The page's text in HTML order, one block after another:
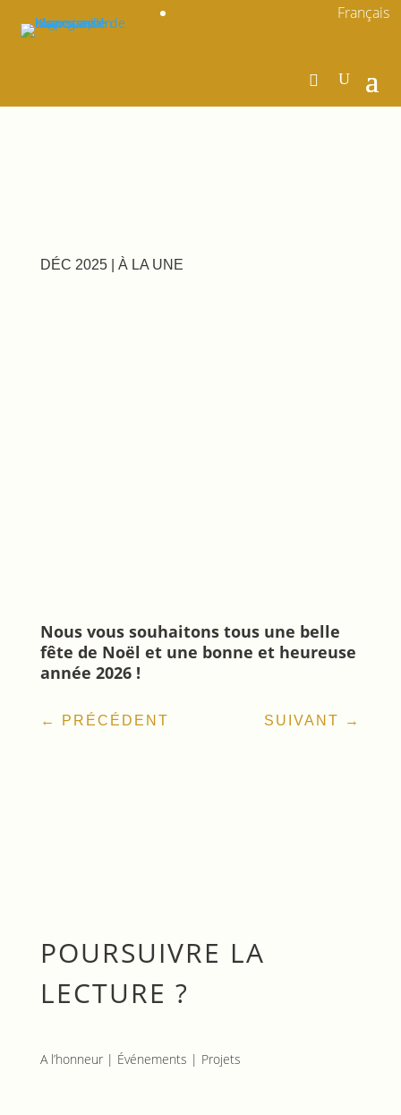
Français
DÉC 2025| À LA UNE
Nous vous souhaitons tous une belle
fête de Noël et une bonne et heureuse
année 2026 !
← PRÉCÉDENT SUIVANT →
POURSUIVRE LA
LECTURE ?
A l’honneur| Événements | Projets